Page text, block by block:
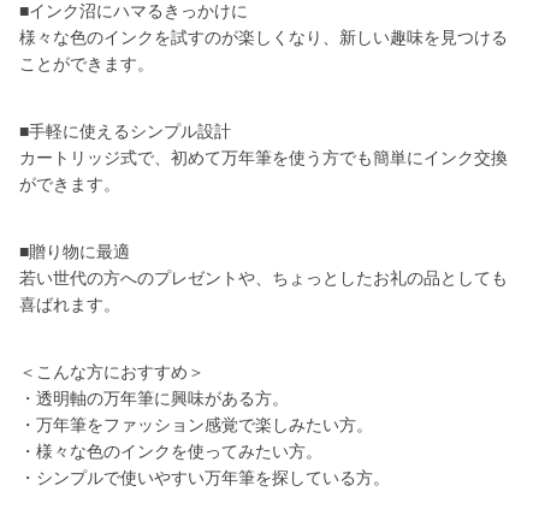
■インク沼にハマるきっかけに
様々な色のインクを試すのが楽しくなり、新しい趣味を見つける
ことができます。
■手軽に使えるシンプル設計
カートリッジ式で、初めて万年筆を使う方でも簡単にインク交換
ができます。
■贈り物に最適
若い世代の方へのプレゼントや、ちょっとしたお礼の品としても
喜ばれます。
＜こんな方におすすめ＞
・透明軸の万年筆に興味がある方。
・万年筆をファッション感覚で楽しみたい方。
・様々な色のインクを使ってみたい方。
・シンプルで使いやすい万年筆を探している方。